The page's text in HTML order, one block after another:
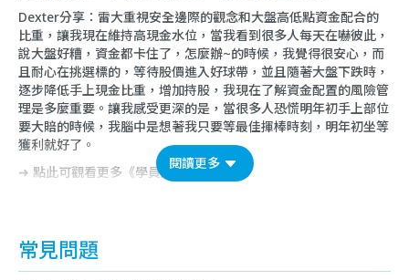
Dexter分享：雷大重視安全邊際的觀念和大盤高低點資金配合的
比重，讓我現在維持高現金水位，當我看到很多人每天在嚇彼此，
說大盤好糟，資金都卡住了，怎麼辦~的時候，我覺得很安心，而
且耐心在挑選標的，等待股價進入好球帶，並且隨著大盤下跌時，
逐步降低手上現金比重，增加持股，我現在了解資金配置的風險管
理是多麼重要。讓我感受更深的是，當很多人恐慌明年初手上部位
要大賠的時候，我腦中是想著我只要等最佳揮棒時刻，明年初坐等
獲利就好了。
➜ 點此可觀看更多《學員上課心得》
閱讀更多
常見問題